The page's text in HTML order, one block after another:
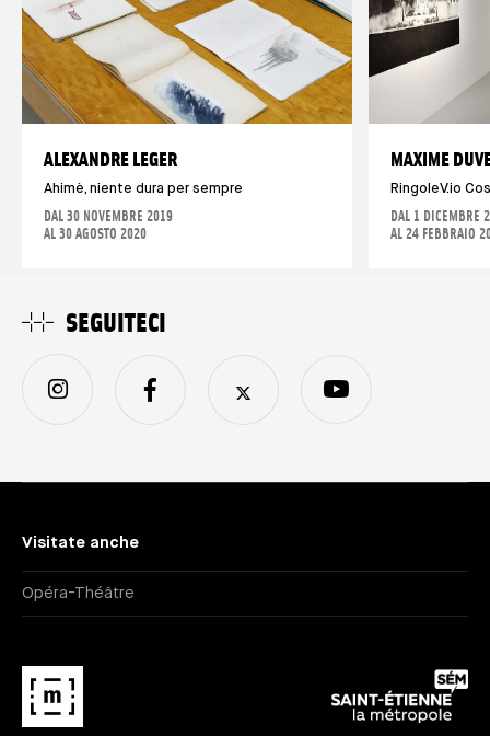
ALEXANDRE LEGER
Ahimè, niente dura per sempre
DAL 30 NOVEMBRE 2019
AL 30 AGOSTO 2020
MAXIME
RingoleV.io
DAL 1 DICEMBRE
AL 24 FEBBRAIO
Visitate anche
Opéra-Théâtre
SEGUITECI